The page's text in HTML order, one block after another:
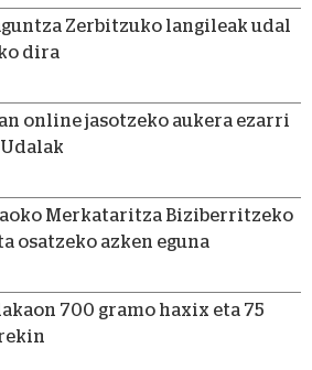
Zerbitzuko langileak udal
dira
online jasotzeko aukera ezarri
Merkataritza Biziberritzeko
osatzeko azken eguna
700 gramo haxix eta 75